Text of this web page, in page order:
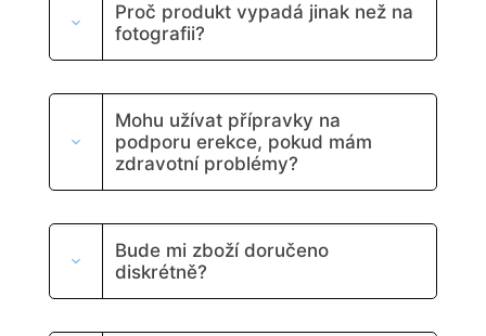
d
é
Proč produkt vypadá jinak než na
fotografii?
Mohu užívat přípravky na
podporu erekce, pokud mám
zdravotní problémy?
Bude mi zboží doručeno
diskrétně?